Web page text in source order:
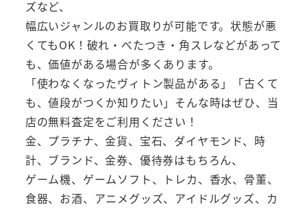
ズなど、
幅広いジャンルのお買取りが可能です。状態が悪
くてもOK！破れ・べたつき・角スレなどがあって
も、価値がある場合が多くあります。
「使わなくなったヴィトン製品がある」「古くて
も、値段がつくか知りたい」そんな時はぜひ、当
店の無料査定をご利用ください！
金、プラチナ、金貨、宝石、ダイヤモンド、時
計、ブランド、金券、優待券はもちろん、
ゲーム機、ゲームソフト、トレカ、香水、骨董、
食器、お酒、アニメグッズ、アイドルグッズ、カ